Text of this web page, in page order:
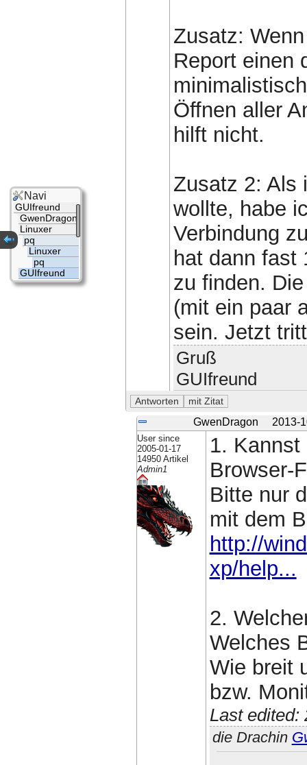
Zusatz:
Report einen
Öffnen aller
hilft nicht.
Zusatz 2: Als
wollte, habe
Verbindung
hat dann fast
zu finden.
(mit ein paar
sein. Jetzt
Gruß
GUIfreund
GwenDragon 2013-
User since
2005-01-17
14950 Artikel
Admin1
1.
Browser-
Bitte nur
mit dem
http://
xp/help...
2.
Welches
Wie breit
bzw.
Last edited:
die Drachin
Navi
GUIfreund
GwenDragon
Linuxer
pq
Linuxer
pq
GUIfreund